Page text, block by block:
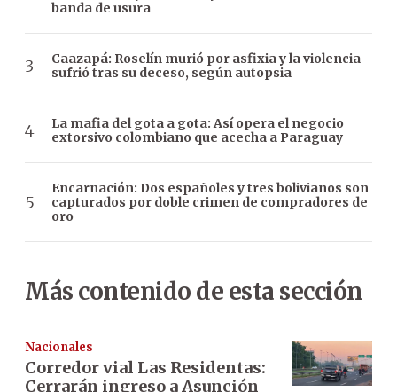
banda de usura
Caazapá: Roselín murió por asfixia y la violencia
sufrió tras su deceso, según autopsia
La mafia del gota a gota: Así opera el negocio
extorsivo colombiano que acecha a Paraguay
Encarnación: Dos españoles y tres bolivianos son
capturados por doble crimen de compradores de
oro
Más contenido de esta sección
Nacionales
Corredor vial Las Residentas:
Cerrarán ingreso a Asunción